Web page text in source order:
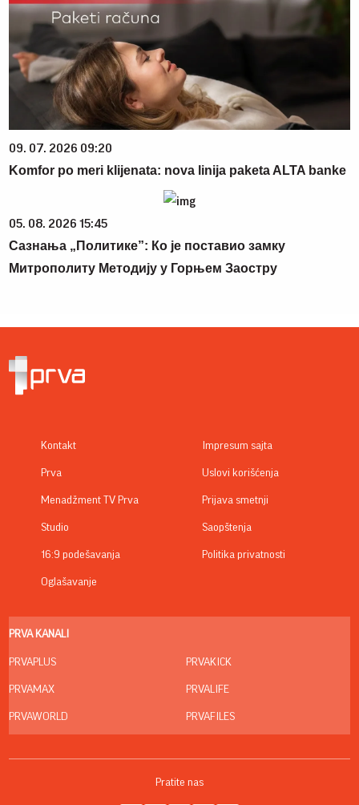
09. 07. 2026 09:20
Komfor po meri klijenata: nova linija paketa ALTA banke
05. 08. 2026 15:45
Сазнања „Политике”: Ко је поставио замку
Митрополиту Методију у Горњем Заостру
Kontakt
Prva
Menadžment TV Prva
Studio
16:9 podešavanja
Oglašavanje
Impresum sajta
Uslovi korišćenja
Prijava smetnji
Saopštenja
Politika privatnosti
PRVA KANALI
PRVAPLUS
PRVAMAX
PRVAWORLD
PRVAKICK
PRVALIFE
PRVAFILES
Pratite nas